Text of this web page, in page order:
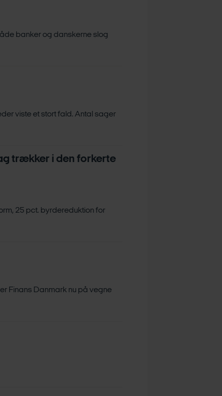
banker og danskerne slog
viste et stort fald. Antal sager
trækker i den forkerte
25 pct. byrdereduktion for
Finans Danmark nu på vegne